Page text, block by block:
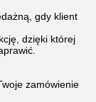
gdy klient
dzięki której
zamówienie